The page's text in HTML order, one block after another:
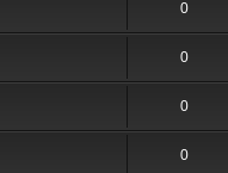
0
0
0
0